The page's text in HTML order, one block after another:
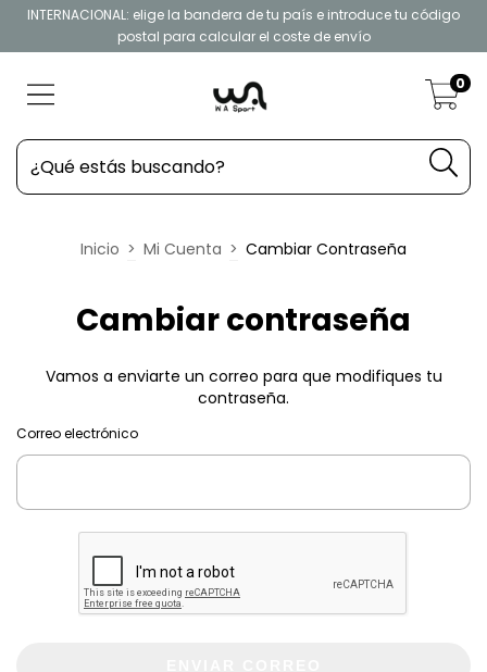
INTERNACIONAL: elige la bandera de tu país e introduce tu código
postal para calcular el coste de envío
0
Inicio > Mi Cuenta > Cambiar Contraseña
Cambiar contraseña
Vamos a enviarte un correo para que modifiques tu
contraseña.
Correo electrónico